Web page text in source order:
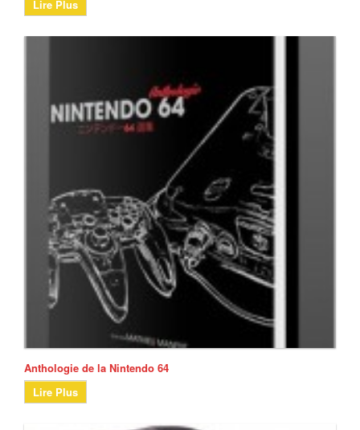
Lire Plus
Anthologie de la Nintendo 64
Lire Plus